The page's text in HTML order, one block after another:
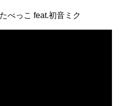
べっこ feat.初音ミク